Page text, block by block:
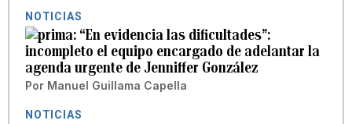
NOTICIAS
“En evidencia las dificultades”:
incompleto el equipo encargado de adelantar la
agenda urgente de Jenniffer González
Por Manuel Guillama Capella
NOTICIAS